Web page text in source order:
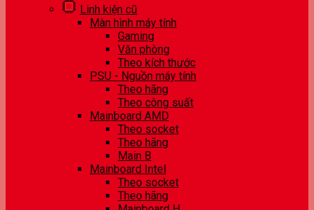
Linh kiện cũ
Màn hình máy tính
Gaming
Văn phòng
Theo kích thước
PSU - Nguồn máy tính
Theo hãng
Theo công suất
Mainboard AMD
Theo socket
Theo hãng
Main B
Mainboard Intel
Theo socket
Theo hãng